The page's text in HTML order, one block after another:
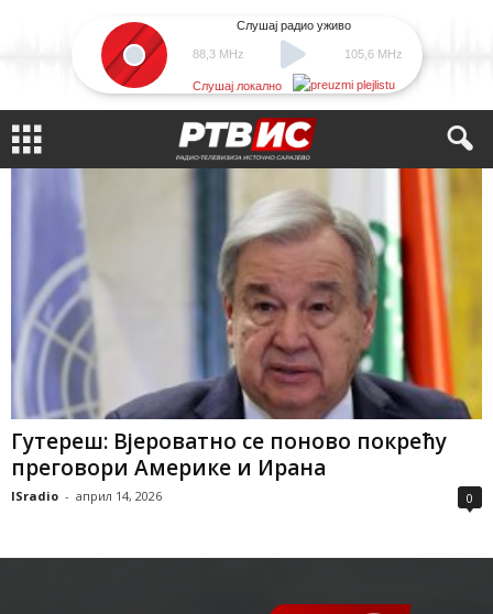
88,3 MHz
Слушај радио уживо
105,6 MHz
Слушај локално
Гутереш: Вјероватно се поново покрећу
преговори Америке и Ирана
ISradio - април 14, 2026 0